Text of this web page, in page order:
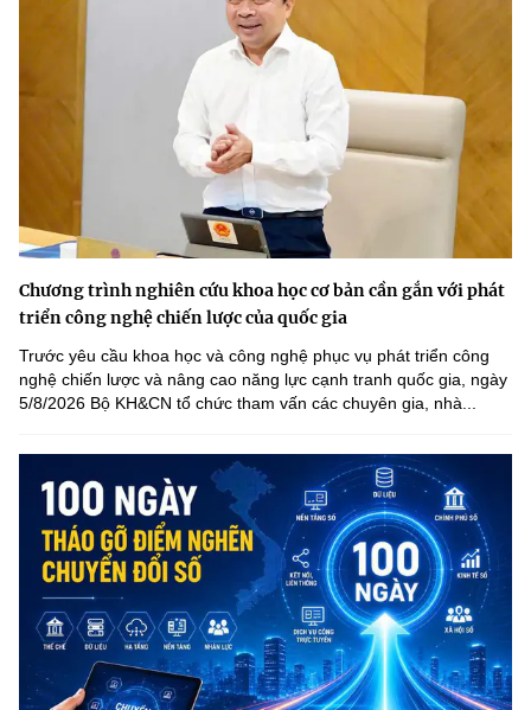
Chương trình nghiên cứu khoa học cơ bản cần gắn với phát
triển công nghệ chiến lược của quốc gia
Trước yêu cầu khoa học và công nghệ phục vụ phát triển công
nghệ chiến lược và nâng cao năng lực cạnh tranh quốc gia, ngày
5/8/2026 Bộ KH&CN tổ chức tham vấn các chuyên gia, nhà...